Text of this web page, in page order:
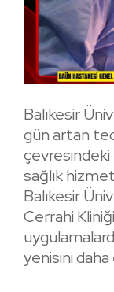
Balıkesir
gün artan
sağlık
Balıkesir
Cerrahi
yenisini daha